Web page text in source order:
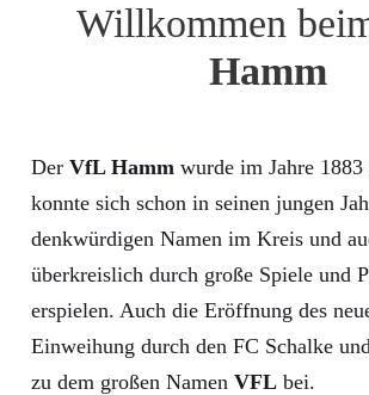
Willkommen
Hamm
Der VfL Hamm wurde im Jahre
konnte sich schon in seinen jungen
denkwürdigen Namen im Kreis und
überkreislich durch große Spiele und
erspielen. Auch die Eröffnung des
Einweihung durch den FC Schalke
zu dem großen Namen VFL bei.